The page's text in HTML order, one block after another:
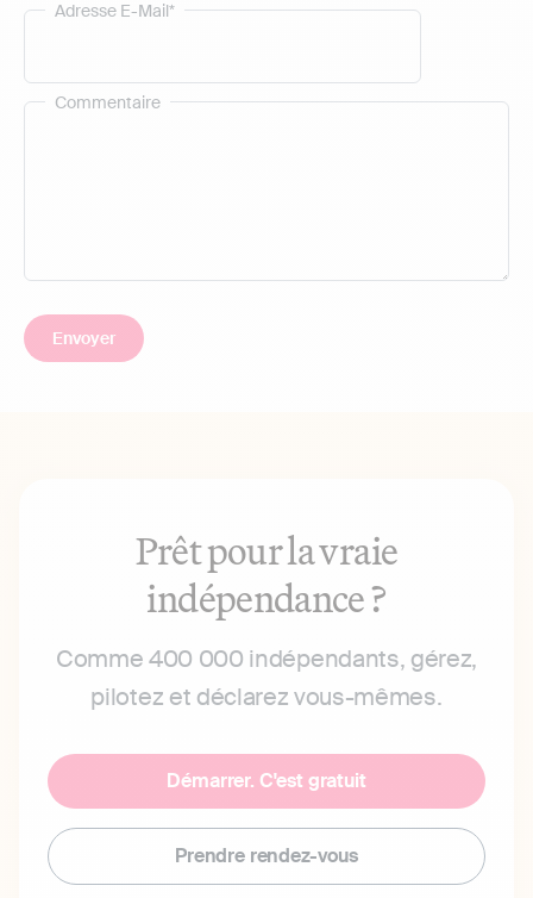
Commentaire
Adresse E-Mail*
Prêt pour la vraie
indépendance ?
Comme 400 000 indépendants, gérez,
pilotez et déclarez vous-mêmes.
Démarrer. C'est gratuit
Prendre rendez-vous